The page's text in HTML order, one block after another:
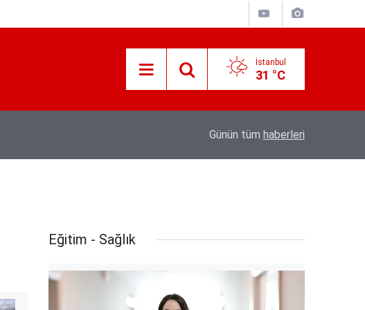
İstanbul
31 °C
Yeni İletişim Vizyonu” başlıklı makales
Günün tüm haberleri
Eğitim - Sağlık